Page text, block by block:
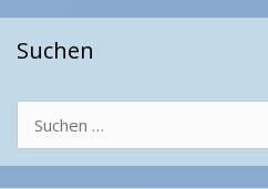
Suchen
nach: